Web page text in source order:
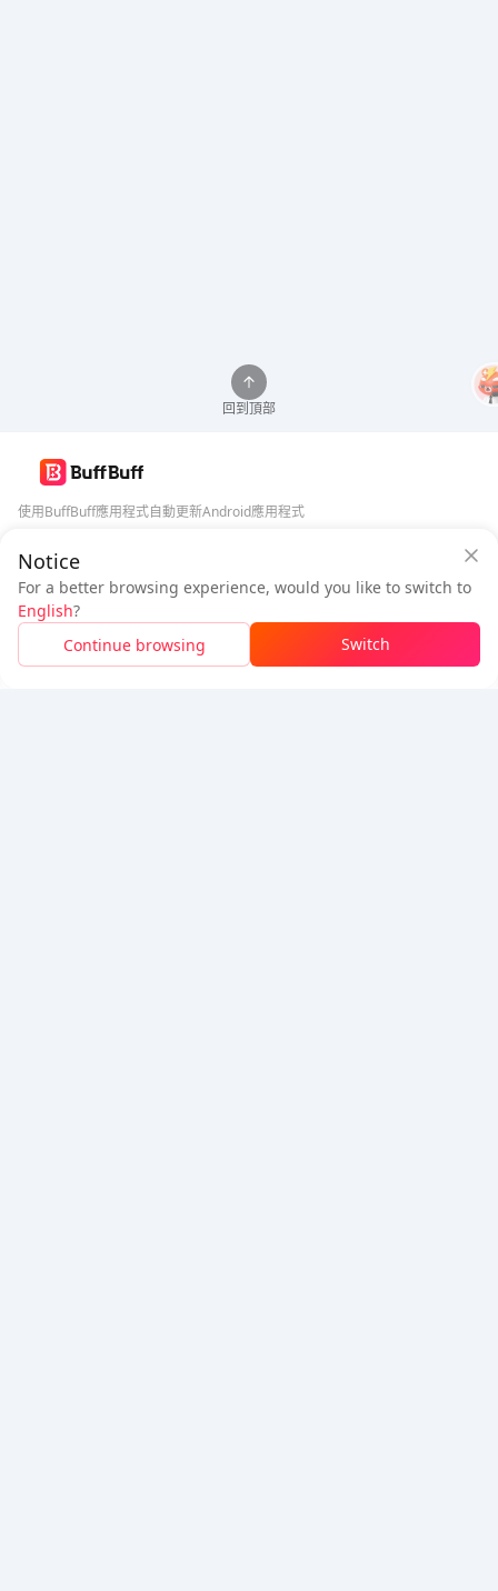
價格明細
$0.95
登入即可 獲得 50 點數 (0.50 USD)
充值
Notice
For a better browsing experience, would you like to switch to
English?
Continue browsing
Switch
回到頂部
使用BuffBuff應用程式自動更新Android應用程式
追蹤我們
5% OFF5% OFF